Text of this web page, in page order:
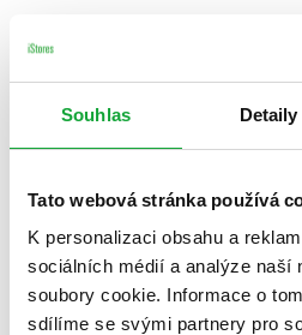
Souhlas Detaily
Tato webová stránka používá
K personalizaci obsahu a
sociálních médií a analýze naší
soubory cookie. Informace o
sdílíme se svými partnery pro